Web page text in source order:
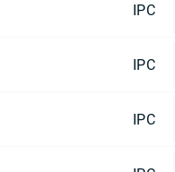
IPC
IPC
IPC